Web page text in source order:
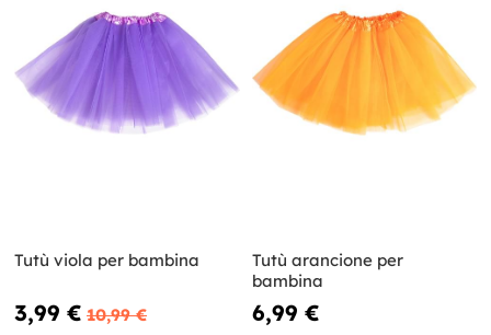
Tutù viola per bambina
3,99 € 10,99 €
Tutù arancione per
bambina
6,99 €